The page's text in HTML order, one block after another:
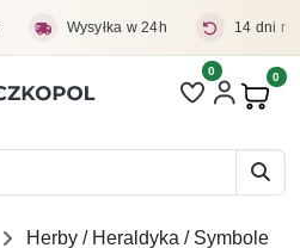
Wysyłka w 24h 14 dni
Liczba pozycji
0 0
Herby / Heraldyka / Symbole